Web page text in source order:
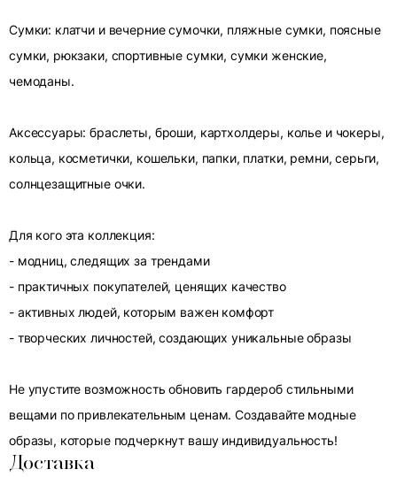
Сумки: клатчи и вечерние сумочки, пляжные сумки, поясные
сумки, рюкзаки, спортивные сумки, сумки женские,
чемоданы.
Аксессуары: браслеты, броши, картхолдеры, колье и чокеры,
кольца, косметички, кошельки, папки, платки, ремни, серьги,
солнцезащитные очки.
Для кого эта коллекция:
- модниц, следящих за трендами
- практичных покупателей, ценящих качество
- активных людей, которым важен комфорт
- творческих личностей, создающих уникальные образы
Не упустите возможность обновить гардероб стильными
вещами по привлекательным ценам. Создавайте модные
образы, которые подчеркнут вашу индивидуальность!
Доставка